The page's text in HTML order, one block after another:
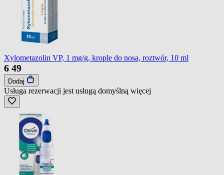
Xylometazolin VP, 1 mg/g, krople do nosa, roztwór, 10 ml
6 49
Dodaj
Usługa rezerwacji jest usługą domyślną więcej